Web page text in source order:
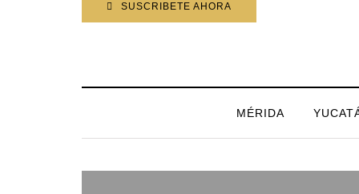
SUSCRIBETE AHORA
MÉRIDA